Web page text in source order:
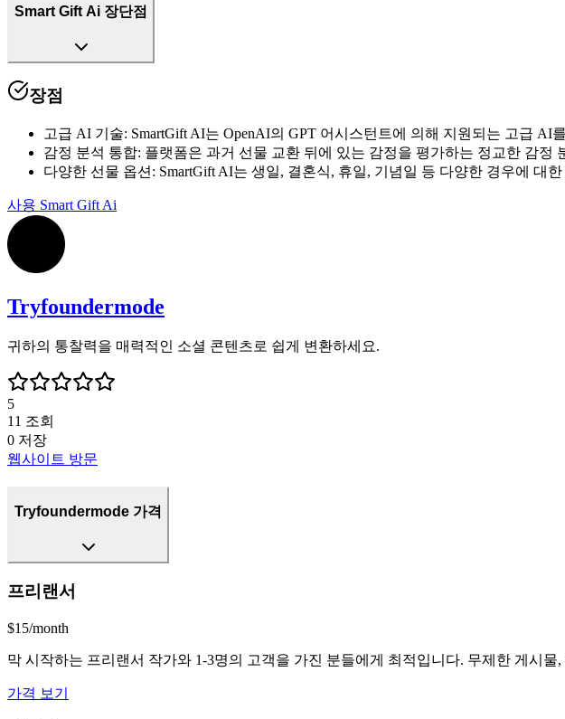
Smart Gift Ai 장단점
장점
고급 AI 기술: SmartGift AI는 OpenAI의 GPT 어시스턴트에 의해 지원되는 고급
감정 분석 통합: 플랫폼은 과거 선물 교환 뒤에 있는 감정을 평가하는 정교한 감정
다양한 선물 옵션 : SmartGift AI는 생일, 결혼식, 휴일, 기념일 등 다양한 경우에 대
사용 Smart Gift Ai
Tryfoundermode
귀하의 통찰력을 매력적인 소셜 콘텐츠로 쉽게 변환하세요.
5
11 조회
0 저장
웹사이트 방문
Tryfoundermode 가격
프리랜서
$15/month
막 시작하는 프리랜서 작가와 1-3명의 고객을 가진 분들에게 최적입니다. 무제한 게시
가격 보기